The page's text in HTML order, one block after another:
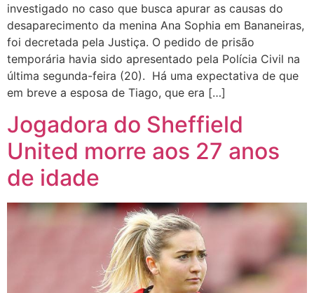
investigado no caso que busca apurar as causas do
desaparecimento da menina Ana Sophia em Bananeiras,
foi decretada pela Justiça. O pedido de prisão
temporária havia sido apresentado pela Polícia Civil na
última segunda-feira (20). Há uma expectativa de que
em breve a esposa de Tiago, que era […]
Jogadora do Sheffield
United morre aos 27 anos
de idade